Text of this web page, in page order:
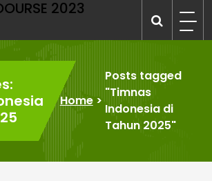
2023
Home>
Posts tagged
"Timnas
Indonesia di
Tahun 2025"